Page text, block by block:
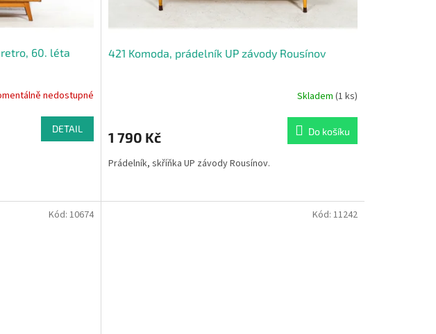
60. léta
nedostupné
DETAIL
421 Komoda, prádelník UP závody Rousínov
Skladem (1 ks)
1 790 Kč Do košíku
Prádelník, skříňka UP závody Rousínov.
Kód: 10674 Kód: 11242